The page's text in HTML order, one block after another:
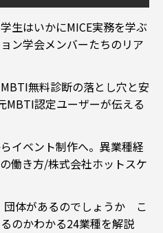
生はいかにMICE実務を学ぶ
ン学会メンバーたちのリア
無料診断の落とし穴と安
MBTI認定ユーザーが伝える
イベント制作へ。異業種経
働き方/株式会社ホットスケ
団体があるのでしょうか こ
のかわかる24業種を解説